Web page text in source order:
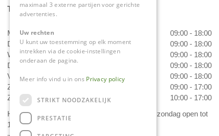
Tuincentrum Daniëls
Maandag
09:00 - 18:00
Dinsdag
09:00 - 18:00
Woensdag
09:00 - 18:00
Donderdag
09:00 - 18:00
Vrijdag
09:00 - 18:00
Zaterdag
09:00 - 17:00
Zondag
10:00 - 17:00
Het 'Bloemetje van Daniëls' is van dinsdag t/m zondag open tot
17.00 uur!
maximaal 3 externe partijen voor gerichte
advertenties.
Uw rechten
U kunt uw toestemming op elk moment
intrekken via de cookie-instellingen
onderaan de pagina.
Meer info vind u in ons Privacy policy
STRIKT NOODZAKELIJK
PRESTATIE